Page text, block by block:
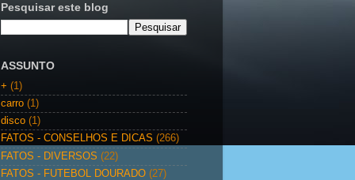
Pesquisar este blog
ASSUNTO
+ (1)
carro (1)
disco (1)
FATOS - CONSELHOS E DICAS (266)
FATOS - DIVERSOS (22)
FATOS - FUTEBOL DOURADO (27)